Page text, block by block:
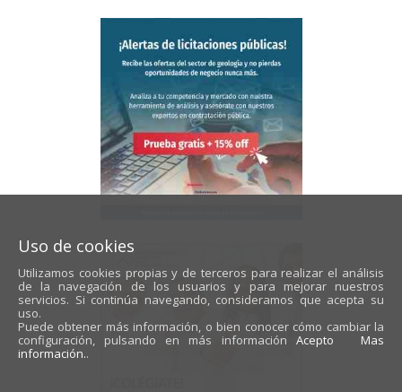
Uso de cookies
Utilizamos cookies propias y de terceros para realizar el análisis
de la navegación de los usuarios y para mejorar nuestros
servicios. Si continúa navegando, consideramos que acepta su
uso.
Puede obtener más información, o bien conocer cómo cambiar la
configuración, pulsando en más información
Acepto
Mas
información..